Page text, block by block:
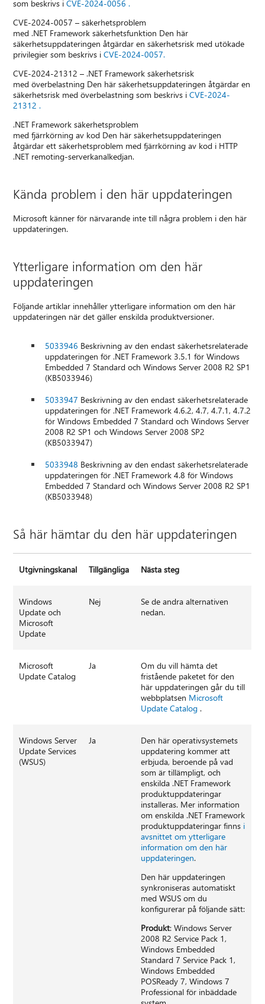
som beskrivs iCVE-2024-0056 .
CVE-2024-0057 – säkerhetsproblem
med .NET Framework säkerhetsfunktion Den här
säkerhetsuppdateringen åtgärdar en säkerhetsrisk med utökade
privilegier som beskrivs iCVE-2024-0057.
CVE-2024-21312 – .NET Framework säkerhetsrisk
med överbelastning Den här säkerhetsuppdateringen åtgärdar en
säkerhetsrisk med överbelastning som beskrivs iCVE-2024-
21312 .
.NET Framework säkerhetsproblem
med fjärrkörning av kod Den här säkerhetsuppdateringen
åtgärdar ett säkerhetsproblem med fjärrkörning av kod i HTTP
.NET remoting-serverkanalkedjan.
Kända problem i den här uppdateringen
Microsoft känner för närvarande inte till några problem i den här
uppdateringen.
Ytterligare information om den här
uppdateringen
Följande artiklar innehåller ytterligare information om den här
uppdateringen när det gäller enskilda produktversioner.
5033946 Beskrivning av den endast säkerhetsrelaterade
uppdateringen för .NET Framework 3.5.1 för Windows
Embedded 7 Standard och Windows Server 2008 R2 SP1
(KB5033946)
5033947 Beskrivning av den endast säkerhetsrelaterade
uppdateringen för .NET Framework 4.6.2, 4.7, 4.7.1, 4.7.2
för Windows Embedded 7 Standard och Windows Server
2008 R2 SP1 och Windows Server 2008 SP2
(KB5033947)
5033948 Beskrivning av den endast säkerhetsrelaterade
uppdateringen för .NET Framework 4.8 för Windows
Embedded 7 Standard och Windows Server 2008 R2 SP1
(KB5033948)
Så här hämtar du den här uppdateringen
Utgivningskanal Tillgängliga Nästa steg
Windows
Update och
Microsoft
Update
Nej
Se de andra alternativen
nedan.
Microsoft
Update Catalog
Ja
Om du vill hämta det
fristående paketet för den
här uppdateringen går du till
webbplatsen Microsoft
Update Catalog .
Windows Server
Update Services
(WSUS)
Ja
Den här operativsystemets
uppdatering kommer att
erbjuda, beroende på vad
som är tillämpligt, och
enskilda .NET Framework
produktuppdateringar
installeras. Mer information
om enskilda .NET Framework
produktuppdateringar finns i
avsnittet om ytterligare
information om den här
uppdateringen.
Den här uppdateringen
synkroniseras automatiskt
med WSUS om du
konfigurerar på följande sätt:
Produkt: Windows Server
2008 R2 Service Pack 1,
Windows Embedded
Standard 7 Service Pack 1,
Windows Embedded
POSReady 7, Windows 7
Professional för inbäddade